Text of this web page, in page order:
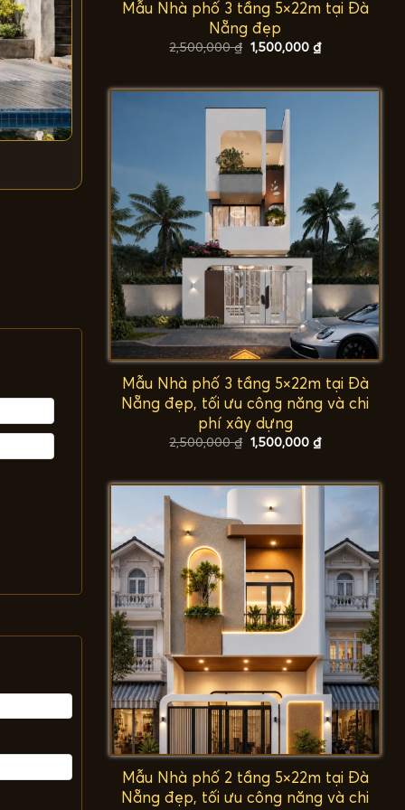
Mẫu Nhà phố 3 tầng 5×22m tại Đà
Nẵng đẹp
2,500,000₫ Giá
gốc
2,500,000 ₫.
1,500,000 ₫Giá
hiện
là:
1,500,000 ₫.
Mẫu Nhà phố 3 tầng 5×22m tại Đà
Nẵng đẹp, tối ưu công năng và chi
phí xây dựng
2,500,000₫ Giá
gốc
2,500,000 ₫.
1,500,000 ₫Giá
hiện
là:
Mẫu Nhà phố 2 tầng 5×22m tại Đà
Nẵng đẹp, tối ưu công năng và chi